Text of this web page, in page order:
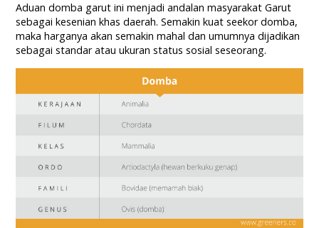
Aduan domba garut ini menjadi andalan masyarakat Garut
sebagai kesenian khas daerah. Semakin kuat seekor domba,
maka harganya akan semakin mahal dan umumnya dijadikan
sebagai standar atau ukuran status sosial seseorang.